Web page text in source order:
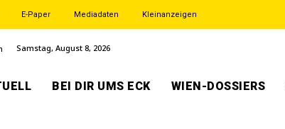
E-Paper Mediadaten Kleinanzeigen
Samstag, August 8, 2026
BEI DIR UMS ECK WIEN-DOSSIERS